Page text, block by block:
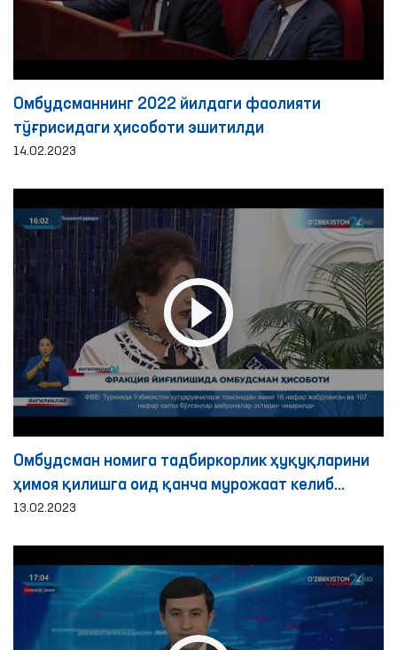
Омбудсманнинг 2022 йилдаги фаолияти
тўғрисидаги ҳисоботи эшитилди
14.02.2023
Омбудсман номига тадбиркорлик ҳуқуқларини
ҳимоя қилишга оид қанча мурожаат келиб
тушди?
13.02.2023